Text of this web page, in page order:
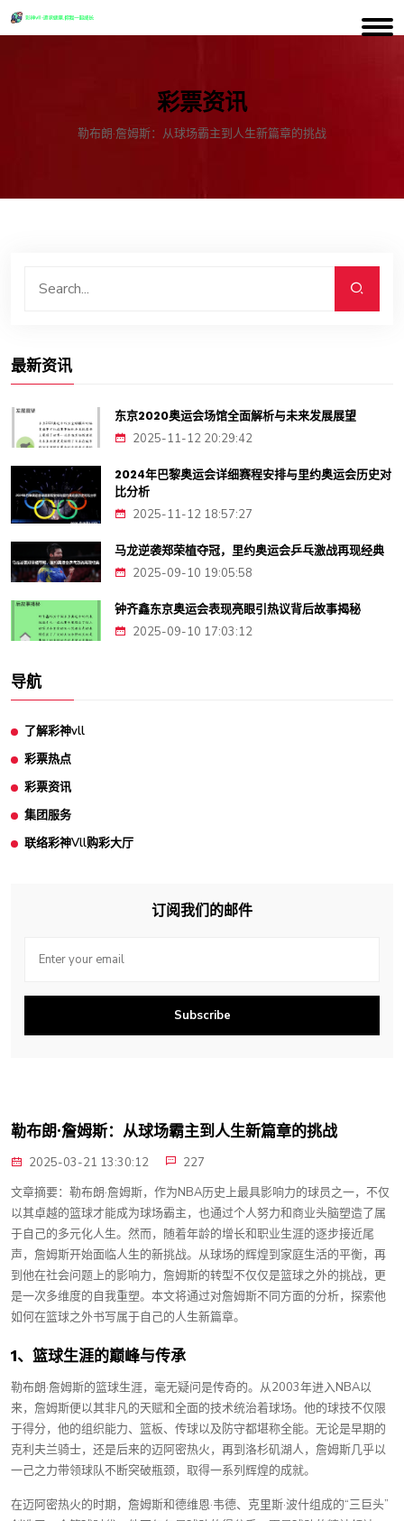
彩票资讯
勒布朗·詹姆斯：从球场霸主到人生新篇章的挑战
最新资讯
东京2020奥运会场馆全面解析与未来发展展望
2025-11-12 20:29:42
2024年巴黎奥运会详细赛程安排与里约奥运会历史对
比分析
2025-11-12 18:57:27
马龙逆袭郑荣植夺冠，里约奥运会乒乓激战再现经典
2025-09-10 19:05:58
钟齐鑫东京奥运会表现亮眼引热议背后故事揭秘
2025-09-10 17:03:12
导航
了解彩神vll
彩票热点
彩票资讯
集团服务
联络彩神Vll购彩大厅
订阅我们的邮件
Subscribe
勒布朗·詹姆斯：从球场霸主到人生新篇章的挑战
2025-03-21 13:30:12
227
文章摘要：勒布朗·詹姆斯，作为NBA历史上最具影响力的球员之一，不仅
以其卓越的篮球才能成为球场霸主，也通过个人努力和商业头脑塑造了属
于自己的多元化人生。然而，随着年龄的增长和职业生涯的逐步接近尾
声，詹姆斯开始面临人生的新挑战。从球场的辉煌到家庭生活的平衡，再
到他在社会问题上的影响力，詹姆斯的转型不仅仅是篮球之外的挑战，更
是一次多维度的自我重塑。本文将通过对詹姆斯不同方面的分析，探索他
如何在篮球之外书写属于自己的人生新篇章。
1、篮球生涯的巅峰与传承
勒布朗·詹姆斯的篮球生涯，毫无疑问是传奇的。从2003年进入NBA以
来，詹姆斯便以其非凡的天赋和全面的技术统治着球场。他的球技不仅限
于得分，他的组织能力、篮板、传球以及防守都堪称全能。无论是早期的
克利夫兰骑士，还是后来的迈阿密热火，再到洛杉矶湖人，詹姆斯几乎以
一己之力带领球队不断突破瓶颈，取得一系列辉煌的成就。
在迈阿密热火的时期，詹姆斯和德维恩·韦德、克里斯·波什组成的“三巨头”